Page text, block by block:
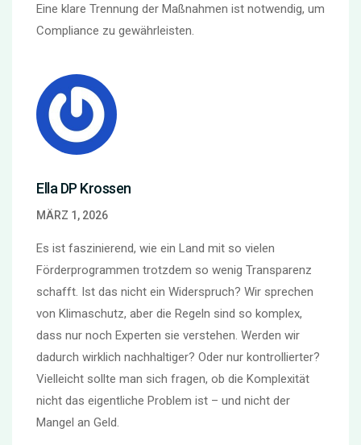
Eine klare Trennung der Maßnahmen ist notwendig, um
Compliance zu gewährleisten.
Ella DP Krossen
MÄRZ 1, 2026
Es ist faszinierend, wie ein Land mit so vielen
Förderprogrammen trotzdem so wenig Transparenz
schafft. Ist das nicht ein Widerspruch? Wir sprechen
von Klimaschutz, aber die Regeln sind so komplex,
dass nur noch Experten sie verstehen. Werden wir
dadurch wirklich nachhaltiger? Oder nur kontrollierter?
Vielleicht sollte man sich fragen, ob die Komplexität
nicht das eigentliche Problem ist – und nicht der
Mangel an Geld.